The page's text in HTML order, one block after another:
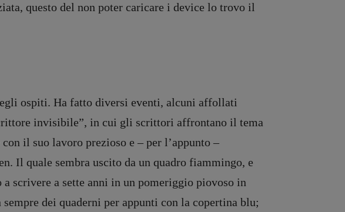
questo del non poter caricare i device lo trovo il
ospiti. Ha fatto diversi eventi, alcuni affollati
invisibile”, in cui gli scrittori affrontano il tema
il suo lavoro prezioso e – per l’appunto –
Il quale sembra uscito da un quadro fiammingo, e
scrivere a sette anni in un pomeriggio piovoso in
dei quaderni per appunti con la copertina blu;